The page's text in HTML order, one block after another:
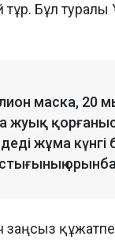
Бұл туралы
маска, 20
жуық
жұма
заңсыз